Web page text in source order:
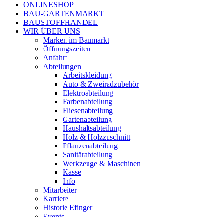
ONLINESHOP
BAU-GARTENMARKT
BAUSTOFFHANDEL
WIR ÜBER UNS
Marken im Baumarkt
Öffnungszeiten
Anfahrt
Abteilungen
Arbeitskleidung
Auto & Zweiradzubehör
Elektroabteilung
Farbenabteilung
Fliesenabteilung
Gartenabteilung
Haushaltsabteilung
Holz & Holzzuschnitt
Pflanzenabteilung
Sanitärabteilung
Werkzeuge & Maschinen
Kasse
Info
Mitarbeiter
Karriere
Historie Efinger